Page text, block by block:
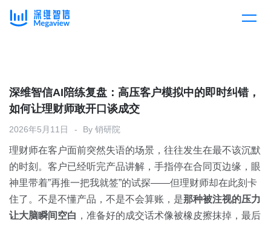
产品总览
产品集成
下载客户端
解决方案
按行业
企业服务
消费医疗
教育
客户案例
开放平台
定价
深维智信AI陪练复盘：高压客户模拟中的即时纠错，
如何让理财师敢开口谈成交
2026年5月11日 By 销研院
理财师在客户面前突然失语的场景，往往发生在最不该沉默
的时刻。客户已经听完产品讲解，手指停在合同页边缘，眼
神里带着”再推一把我就签”的试探——但理财师却在此刻卡
住了。不是不懂产品，不是不会算账，是那种被注视的压力
让大脑瞬间空白 ，准备好的成交话术像被橡皮擦抹掉，最后